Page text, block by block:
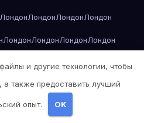
ЛондонЛондонЛондонЛондон
ЛондонЛондонЛондонЛондон
Лос-Анджелес
Лос-АнджелесЛос-Анджелес
Лос-АнджелесЛос-Анджелес
и другие технологии, чтобы
также предоставить лучший
опыт. OK